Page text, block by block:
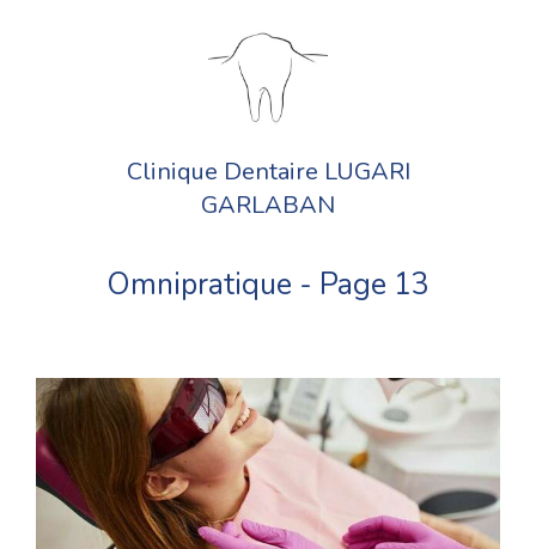
Clinique Dentaire LUGARI
GARLABAN
Omnipratique - Page 13